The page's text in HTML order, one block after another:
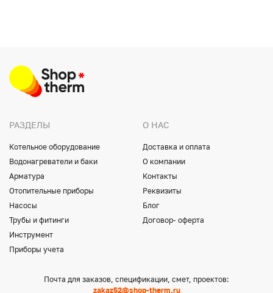
РАЗДЕЛЫ
Котельное оборудование
Водонагреватели и баки
Арматура
Отопительные приборы
Насосы
Трубы и фитинги
Инструмент
Приборы учета
О НАС
Доставка и оплата
О компании
Контакты
Реквизиты
Блог
Договор- оферта
Почта для заказов, спецификации, смет, проектов:
zakaz52@shop-therm.ru